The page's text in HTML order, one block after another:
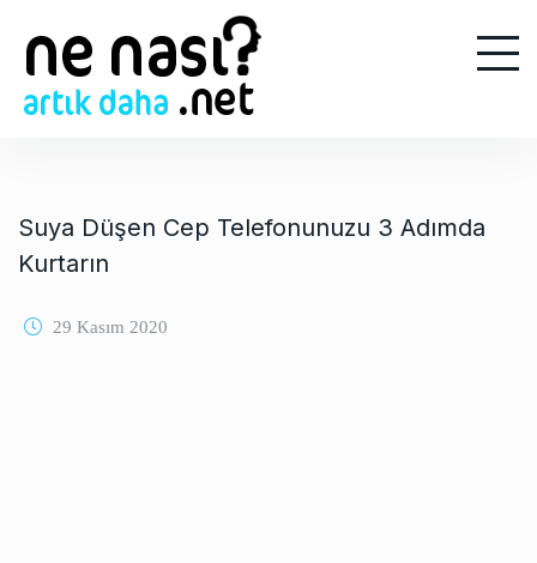
Suya Düşen Cep Telefonunuzu 3 Adımda
Kurtarın
29 Kasım 2020